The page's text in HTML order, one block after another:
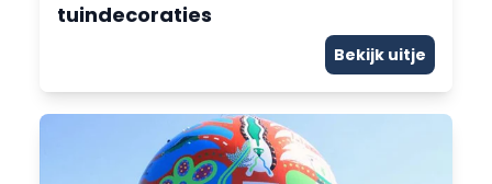
tuindecoraties
Bekijk uitje